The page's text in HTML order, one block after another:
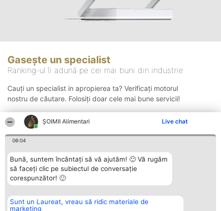
ŞOIMII Alimentari Live chat
06:04
Bună, suntem încântați să vă ajutăm! 🙂 Vă rugăm
să faceți clic pe subiectul de conversație
corespunzător! 🙂
Sunt un Laureat, vreau să ridic materiale de
marketing
Gasește un specialist
Ranking-ul îi adună pe cei mai buni din industrie
Cauți un specialist in apropierea ta? Verificați motorul
nostru de căutare. Folosiți doar cele mai bune servicii!
Organizator Ranking
BRIGHT SOLUTIONS BR SRL
Plebiscyt Contact